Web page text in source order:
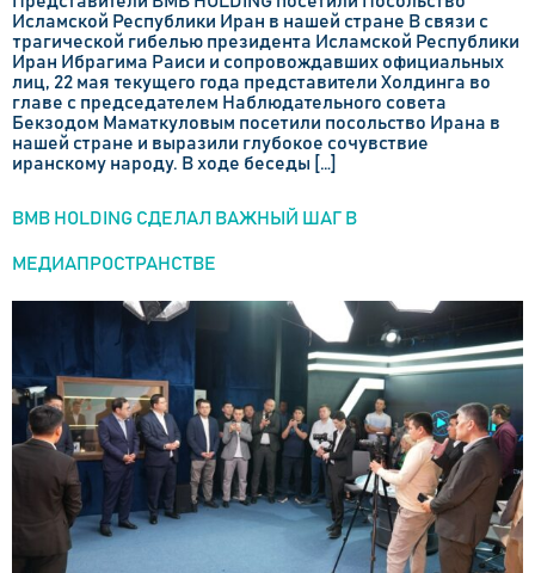
Исламской Республики Иран в нашей стране В связи с
трагической гибелью президента Исламской Республики
Иран Ибрагима Раиси и сопровождавших официальных
лиц, 22 мая текущего года представители Холдинга во
главе с председателем Наблюдательного совета
Бекзодом Маматкуловым посетили посольство Ирана в
нашей стране и выразили глубокое сочувствие
иранскому народу. В ходе беседы […]
BMB HOLDING СДЕЛАЛ ВАЖНЫЙ ШАГ В
МЕДИАПРОСТРАНСТВЕ